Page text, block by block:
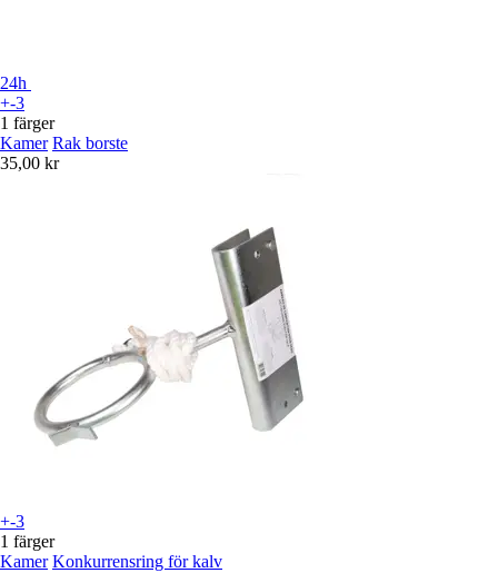
24h
+-3
1 färger
Kamer Rak borste
35,00 kr
+-3
1 färger
Kamer Konkurrensring för kalv